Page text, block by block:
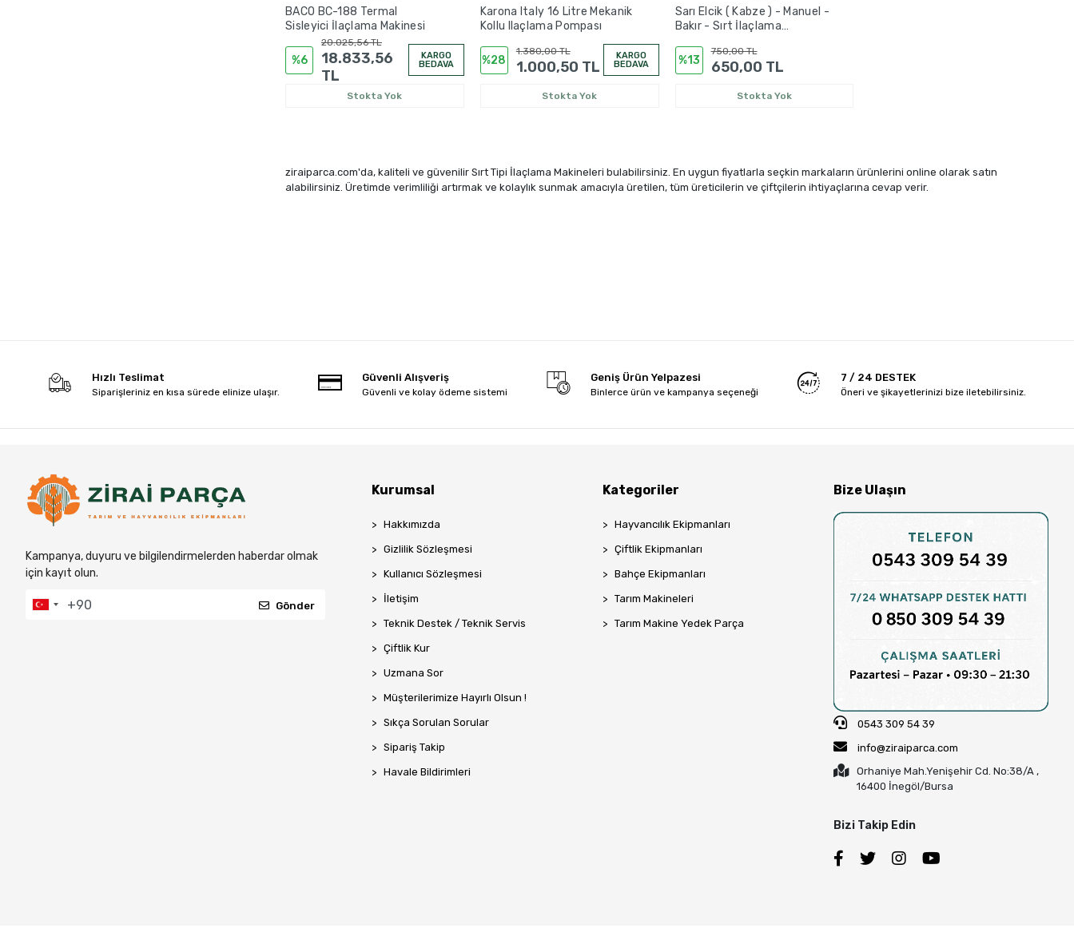
BACO BC-188 Termal
Sisleyici İlaçlama Makinesi
%6
20.025,56 TL
18.833,56
TL
KARGO
BEDAVA
Stokta Yok
Karona Italy 16 Litre Mekanik
Kollu Ilaçlama Pompası
%28
1.380,00 TL
1.000,50 TL
KARGO
BEDAVA
Stokta Yok
Sarı Elcik ( Kabze ) - Manuel -
Bakır - Sırt İlaçlama
%13
750,00 TL
650,00 TL
Stokta Yok
ziraiparca.com'da, kaliteli ve güvenilir Sırt Tipi İlaçlama Makineleri bulabilirsiniz. En uygun fiyatlarla seçkin markaların ürünlerini online olarak satın
alabilirsiniz. Üretimde verimliliği artırmak ve kolaylık sunmak amacıyla üretilen, tüm üreticilerin ve çiftçilerin ihtiyaçlarına cevap verir.
Hızlı Teslimat
Siparişleriniz en kısa sürede elinize ulaşır.
Güvenli Alışveriş
Güvenli ve kolay ödeme sistemi
Geniş Ürün Yelpazesi
Binlerce ürün ve kampanya seçeneği
7 / 24 DESTEK
Öneri ve şikayetlerinizi bize iletebilirsiniz.
Kampanya, duyuru ve bilgilendirmelerden haberdar olmak
için kayıt olun.
Gönder
Kurumsal
Hakkımızda
Gizlilik Sözleşmesi
Kullanıcı Sözleşmesi
İletişim
Teknik Destek / Teknik Servis
Çiftlik Kur
Uzmana Sor
Müşterilerimize Hayırlı Olsun !
Sıkça Sorulan Sorular
Sipariş Takip
Havale Bildirimleri
Kategoriler
Hayvancılık Ekipmanları
Çiftlik Ekipmanları
Bahçe Ekipmanları
Tarım Makineleri
Tarım Makine Yedek Parça
Bize Ulaşın
0543 309 54 39
info@ziraiparca.com
Orhaniye Mah.Yenişehir Cd. No:38/A ,
16400 İnegöl/Bursa
Bizi Takip Edin